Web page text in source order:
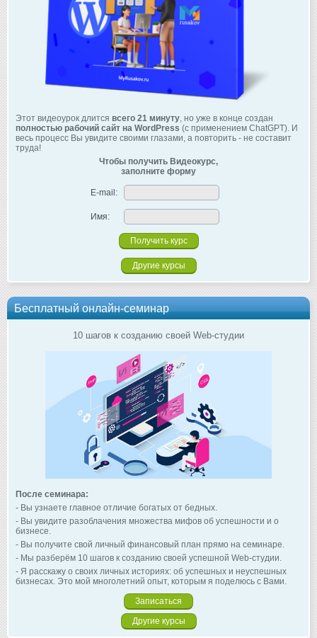
Этот видеоурок длится всего 21 минуту, но уже в конце создан
полностью рабочий сайт на WordPress (с применением ChatGPT). И
весь процесс Вы увидите своими глазами, а повторить - не составит
труда!
Чтобы получить Видеокурс,
заполните форму
E-mail:
Имя:
Другие курсы
Бесплатный онлайн-семинар
10 шагов к созданию своей Web-студии
После семинара:
- Вы узнаете главное отличие богатых от бедных.
- Вы увидите разоблачения множества мифов об успешности и о
бизнесе.
- Вы получите свой личный финансовый план прямо на семинаре.
- Мы разберём 10 шагов к созданию своей успешной Web-студии.
- Я расскажу о своих личных историях: об успешных и неуспешных
бизнесах. Это мой многолетний опыт, которым я поделюсь с Вами.
Записаться
Другие курсы